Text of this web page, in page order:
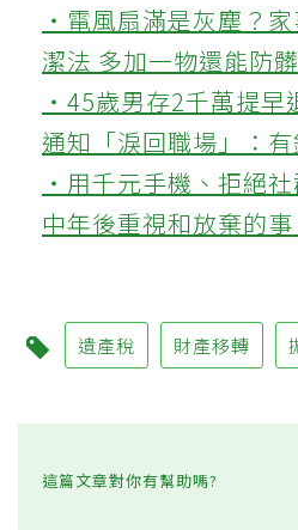
‧電風扇滿是灰塵？
潔法 多加一物還能防
‧45歲男存2千萬提早
通知「淚回職場」：
‧用千元手機、拒絕
中年後重視和放棄的
遺產稅 財產移轉
這篇文章對你有幫助嗎?